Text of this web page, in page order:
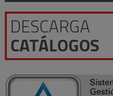
DESCARGA
CATÁLOGOS